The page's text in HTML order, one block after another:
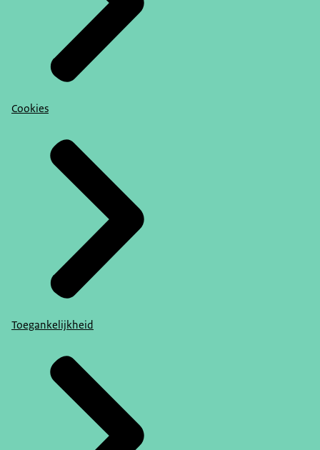
Cookies
Toegankelijkheid